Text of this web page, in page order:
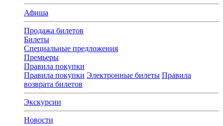
Афиша
Продажа билетов
Билеты
Специальные предложения
Премьеры
Правила покупки
Правила покупки Электронные билеты Правила
возврата билетов
Экскурсии
Новости